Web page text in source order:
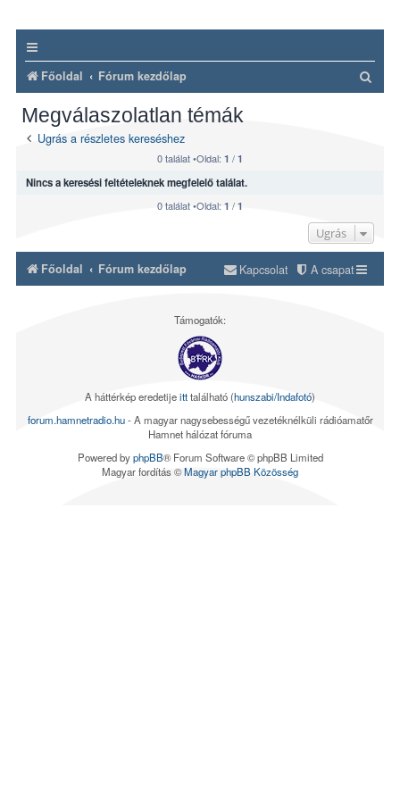
Főoldal Fórum kezdőlap
s
Megválaszolatlan témák
Ugrás a részletes kereséshez
0 találat •Oldal: 1 / 1
Nincs a keresési feltételeknek megfelelő találat.
0 találat •Oldal: 1 / 1
Ugrás
Főoldal Fórum kezdőlap A csapat
Kapcsolat
Támogatók:
A háttérkép eredetijeitttalálható (hunszabi/Indafotó)
forum.hamnetradio.hu- A magyar nagysebességű vezetéknélküli rádióamatőr
Hamnet hálózat fóruma
Powered byphpBB® Forum Software © phpBB Limited
Magyar fordítás ©Magyar phpBB Közösség